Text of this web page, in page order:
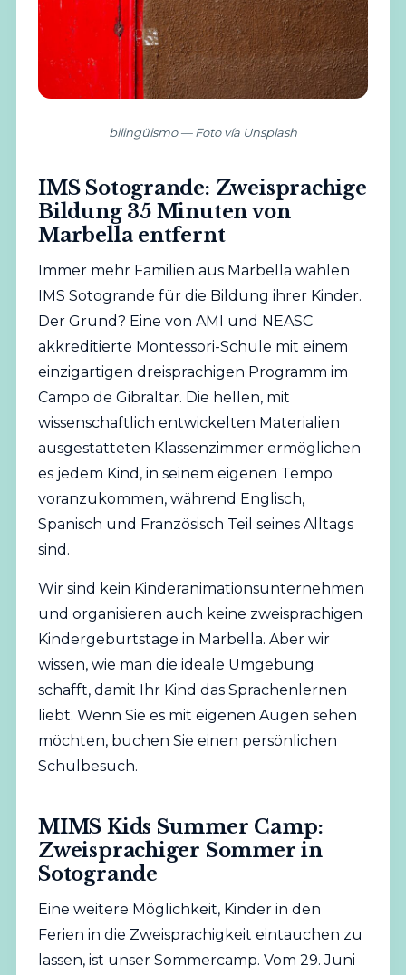
bilingüismo — Foto vía Unsplash
IMS Sotogrande: Zweisprachige
Bildung 35 Minuten von
Marbella entfernt
Immer mehr Familien aus Marbella wählen
IMS Sotogrande für die Bildung ihrer Kinder.
Der Grund? Eine von AMI und NEASC
akkreditierte Montessori-Schule mit einem
einzigartigen dreisprachigen Programm im
Campo de Gibraltar. Die hellen, mit
wissenschaftlich entwickelten Materialien
ausgestatteten Klassenzimmer ermöglichen
es jedem Kind, in seinem eigenen Tempo
voranzukommen, während Englisch,
Spanisch und Französisch Teil seines Alltags
sind.
Wir sind kein Kinderanimationsunternehmen
und organisieren auch keine zweisprachigen
Kindergeburtstage in Marbella. Aber wir
wissen, wie man die ideale Umgebung
schafft, damit Ihr Kind das Sprachenlernen
liebt. Wenn Sie es mit eigenen Augen sehen
möchten, buchen Sie einen persönlichen
Schulbesuch.
MIMS Kids Summer Camp:
Zweisprachiger Sommer in
Sotogrande
Eine weitere Möglichkeit, Kinder in den
Ferien in die Zweisprachigkeit eintauchen zu
lassen, ist unser Sommercamp. Vom 29. Juni